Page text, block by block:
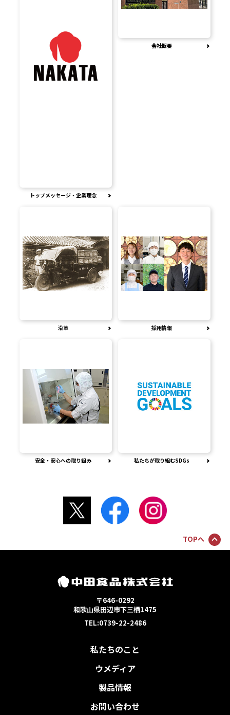
トップメッセージ・企業理念
会社概要
沿革 採用情報
安全・安心への取り組み 私たちが取り組むSDGs
TOPへ
〒646-0292
和歌山県田辺市下三栖1475
TEL:0739-22-2486
私たちのこと
ウメディア
製品情報
お問い合わせ